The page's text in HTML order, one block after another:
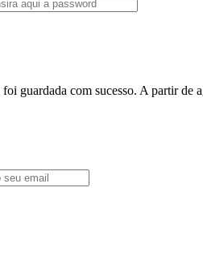
guardada com sucesso. A partir de